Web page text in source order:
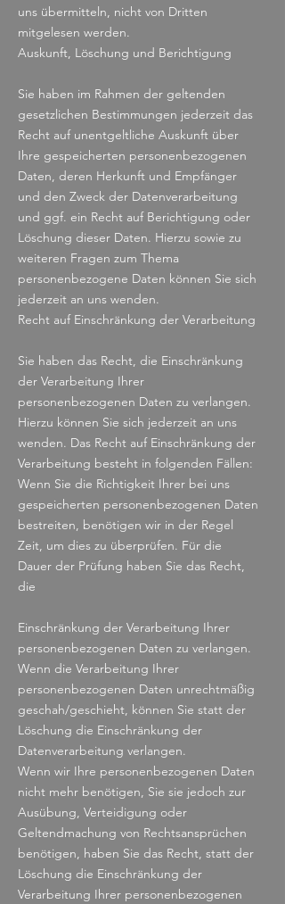
uns übermitteln, nicht von Dritten
mitgelesen werden.
Auskunft, Löschung und Berichtigung
Sie haben im Rahmen der geltenden
gesetzlichen Bestimmungen jederzeit das
Recht auf unentgeltliche Auskunft über
Ihre gespeicherten personenbezogenen
Daten, deren Herkunft und Empfänger
und den Zweck der Datenverarbeitung
und ggf. ein Recht auf Berichtigung oder
Löschung dieser Daten. Hierzu sowie zu
weiteren Fragen zum Thema
personenbezogene Daten können Sie sich
jederzeit an uns wenden.
Recht auf Einschränkung der Verarbeitung
Sie haben das Recht, die Einschränkung
der Verarbeitung Ihrer
personenbezogenen Daten zu verlangen.
Hierzu können Sie sich jederzeit an uns
wenden. Das Recht auf Einschränkung der
Verarbeitung besteht in folgenden Fällen:
Wenn Sie die Richtigkeit Ihrer bei uns
gespeicherten personenbezogenen Daten
bestreiten, benötigen wir in der Regel
Zeit, um dies zu überprüfen. Für die
Dauer der Prüfung haben Sie das Recht,
die
Einschränkung der Verarbeitung Ihrer
personenbezogenen Daten zu verlangen.
Wenn die Verarbeitung Ihrer
personenbezogenen Daten unrechtmäßig
geschah/geschieht, können Sie statt der
Löschung die Einschränkung der
Datenverarbeitung verlangen.
Wenn wir Ihre personenbezogenen Daten
nicht mehr benötigen, Sie sie jedoch zur
Ausübung, Verteidigung oder
Geltendmachung von Rechtsansprüchen
benötigen, haben Sie das Recht, statt der
Löschung die Einschränkung der
Verarbeitung Ihrer personenbezogenen